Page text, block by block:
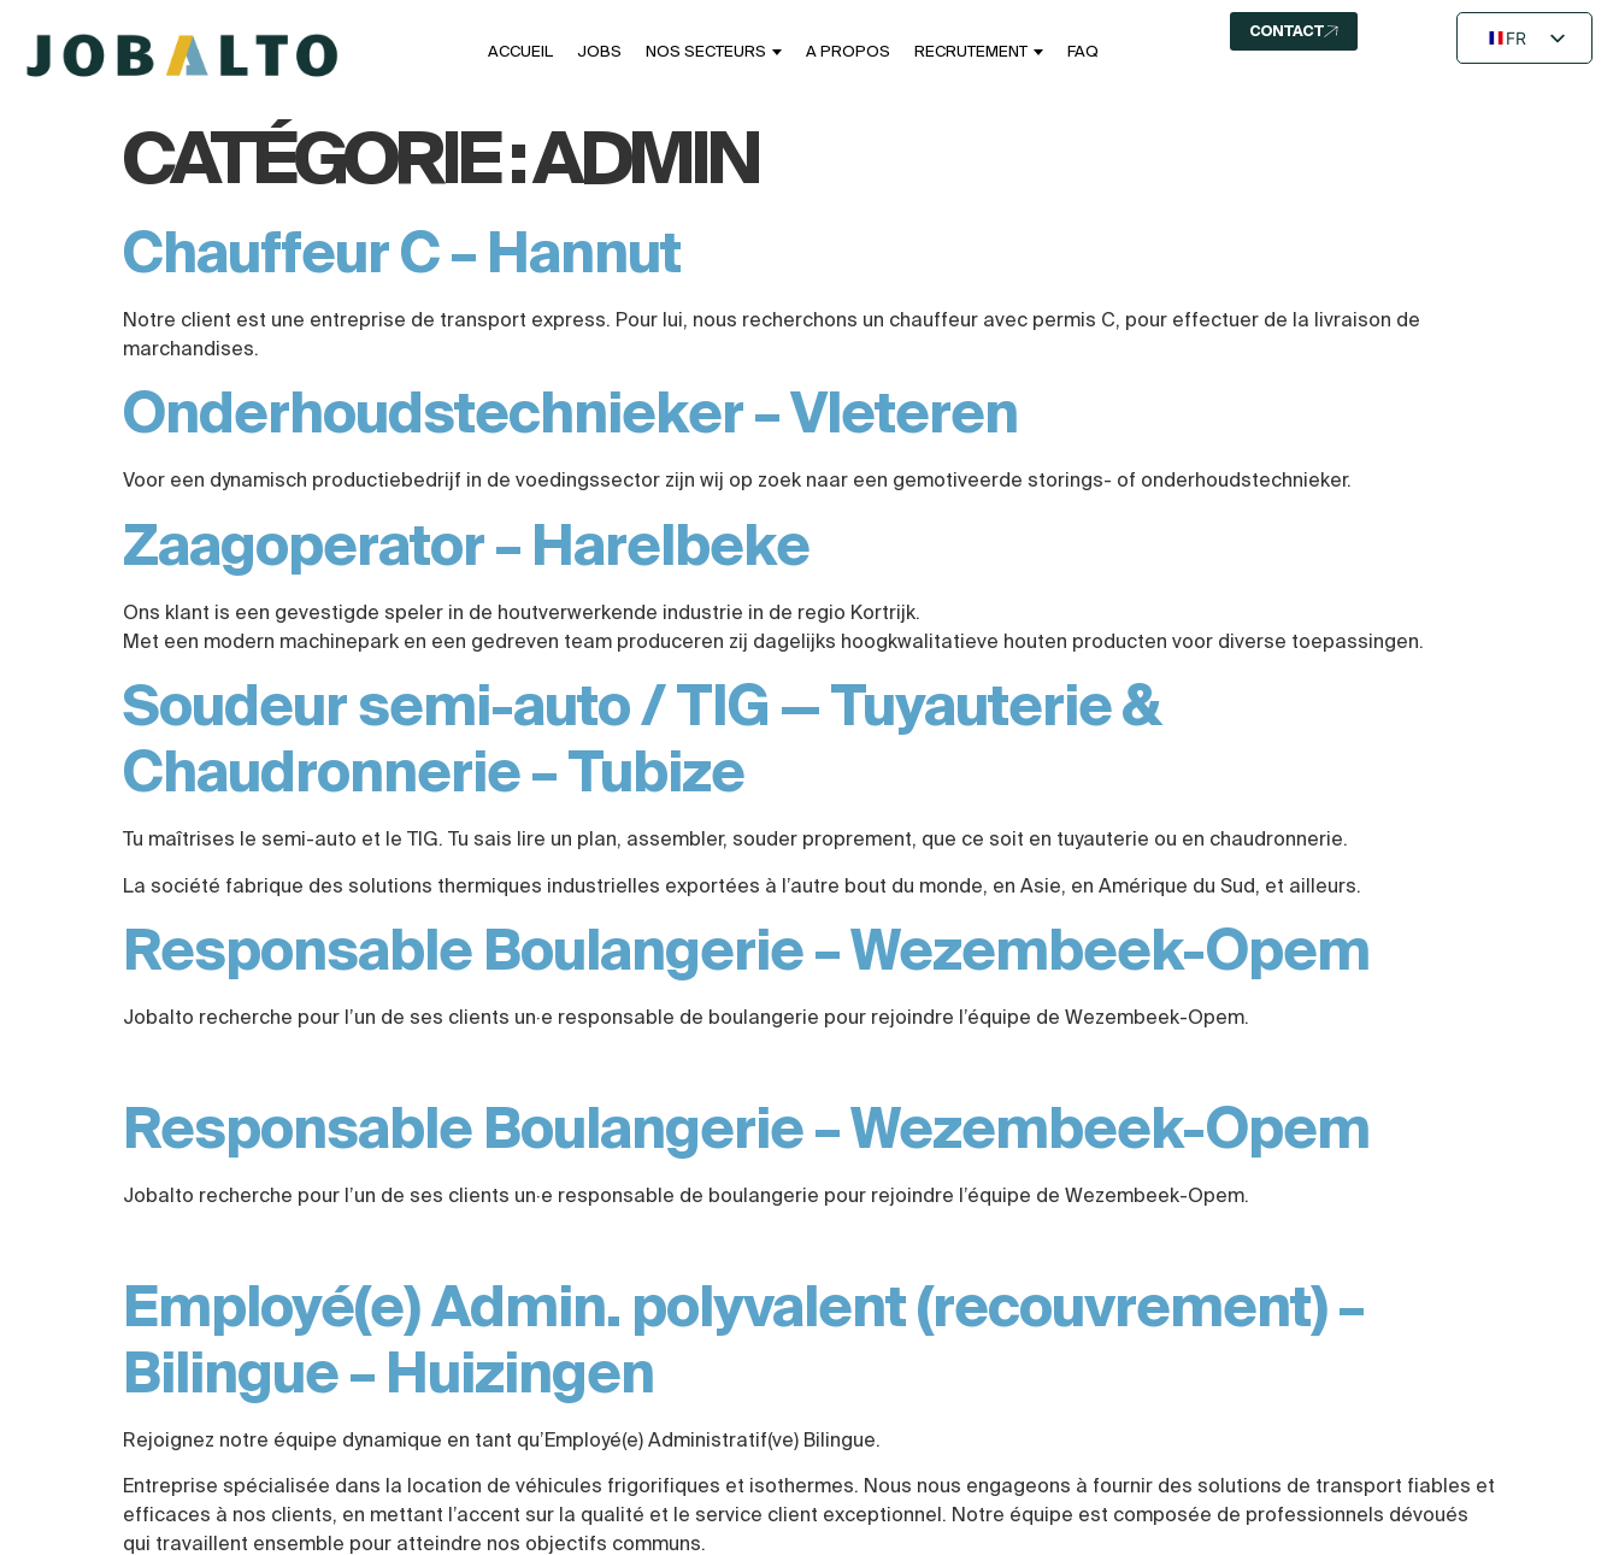
ACCUEIL JOBS NOS SECTEURS A PROPOS RECRUTEMENT FAQ
CONTACT
FR
CATÉGORIE :ADMIN
Chauffeur C – Hannut
Notre client est une entreprise de transport express. Pour lui, nous recherchons un chauffeur avec permis C, pour effectuer de la livraison de
marchandises.
Onderhoudstechnieker – Vleteren
Voor een dynamisch productiebedrijf in de voedingssector zijn wij op zoek naar een gemotiveerde storings- of onderhoudstechnieker.
Zaagoperator – Harelbeke
Ons klant is een gevestigde speler in de houtverwerkende industrie in de regio Kortrijk.
Met een modern machinepark en een gedreven team produceren zij dagelijks hoogkwalitatieve houten producten voor diverse toepassingen.
Soudeur semi-auto / TIG — Tuyauterie &
Chaudronnerie – Tubize
Tu maîtrises le semi-auto et le TIG. Tu sais lire un plan, assembler, souder proprement, que ce soit en tuyauterie ou en chaudronnerie.
La société fabrique des solutions thermiques industrielles exportées à l’autre bout du monde, en Asie, en Amérique du Sud, et ailleurs.
Responsable Boulangerie – Wezembeek-Opem
Jobalto recherche pour l’un de ses clients un·e responsable de boulangerie pour rejoindre l’équipe de Wezembeek-Opem.
Responsable Boulangerie – Wezembeek-Opem
Jobalto recherche pour l’un de ses clients un·e responsable de boulangerie pour rejoindre l’équipe de Wezembeek-Opem.
Employé(e) Admin. polyvalent (recouvrement) –
Bilingue – Huizingen
Rejoignez notre équipe dynamique en tant qu’Employé(e) Administratif(ve) Bilingue.
Entreprise spécialisée dans la location de véhicules frigorifiques et isothermes. Nous nous engageons à fournir des solutions de transport fiables et
efficaces à nos clients, en mettant l’accent sur la qualité et le service client exceptionnel. Notre équipe est composée de professionnels dévoués
qui travaillent ensemble pour atteindre nos objectifs communs.